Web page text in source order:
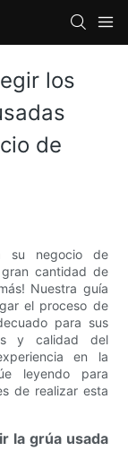
los
de
su negocio de
cantidad de
Nuestra guía
el proceso de
para sus
y calidad del
en la
leyendo para
de realizar esta
la grúa usada